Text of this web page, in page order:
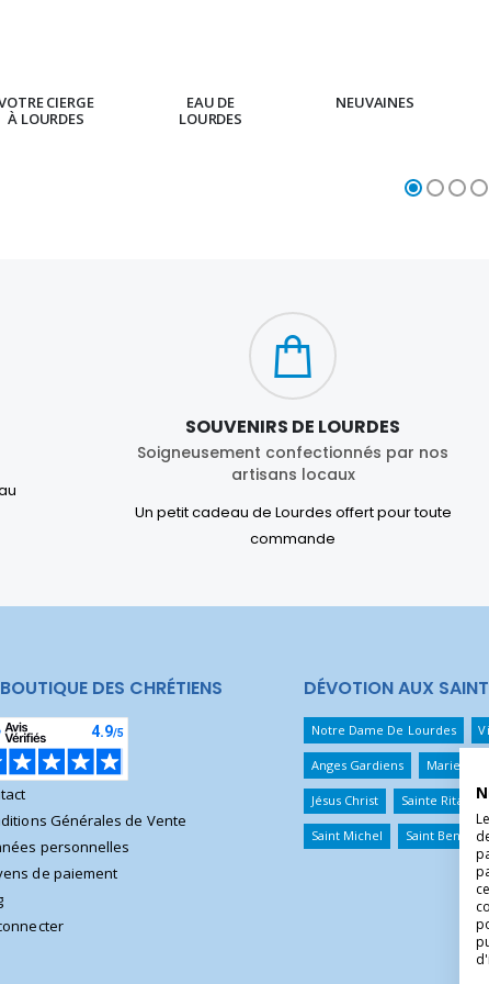
CIERGE
À LOURDES
EAU DE
LOURDES
NEUVAINES
SOUVENIRS DE LOURDES
Soigneusement confectionnés par nos
artisans locaux
Un petit cadeau de Lourdes offert pour toute
commande
DES CHRÉTIENS
Générales de Vente
personnelles
de paiement
DÉVOTION AUX
Notre Dame De Lourdes
Anges Gardiens Marie Qui
Jésus Christ Sainte Rita
Saint Michel Saint Benoît